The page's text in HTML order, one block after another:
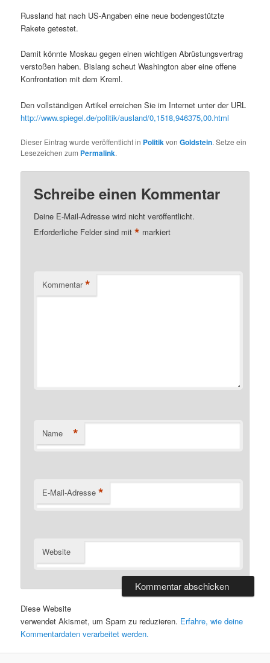
Russland hat nach US-Angaben eine neue bodengestützte
Rakete getestet.
Damit könnte Moskau gegen einen wichtigen Abrüstungsvertrag
verstoßen haben. Bislang scheut Washington aber eine offene
Konfrontation mit dem Kreml.
Den vollständigen Artikel erreichen Sie im Internet unter der URL
http://www.spiegel.de/politik/ausland/0,1518,946375,00.html
Dieser Eintrag wurde veröffentlicht in PolitikvonGoldstein. Setze ein
Lesezeichen zum Permalink.
Schreibe einen Kommentar
Deine E-Mail-Adresse wird nicht veröffentlicht.
Erforderliche Felder sind mit* markiert
Kommentar *
Name *
E-Mail-Adresse *
Website
Diese Website
verwendet Akismet, um Spam zu reduzieren. Erfahre, wie deine
Kommentardaten verarbeitet werden.